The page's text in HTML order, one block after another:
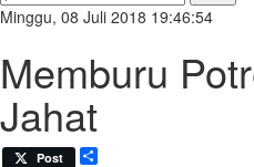
Minggu, 08 Juli 2018 19:46:54
Memburu
Jahat
Post